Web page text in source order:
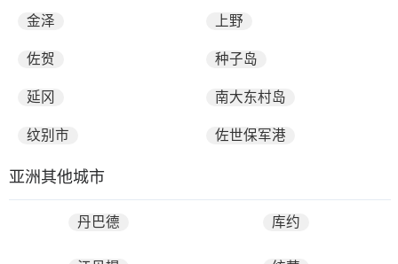
金泽 上野
佐贺 种子岛
延冈 南大东村岛
纹别市 佐世保军港
亚洲其他城市
丹巴德 库约